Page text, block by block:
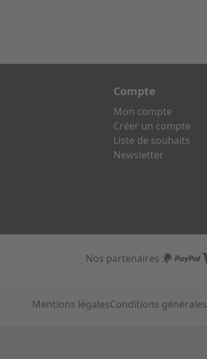
Compte
Mon compte
Créer un compte
Liste de souhaits
Newsletter
Nos partenaires :
Mentions légalesConditions générales